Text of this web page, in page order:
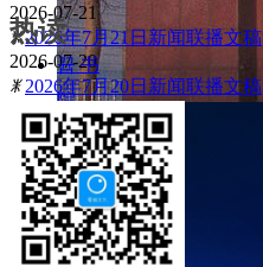
2026-07-21
ꂓ 2026年7月21日新闻联播文稿
2026-07-20
ꂓ 2026年7月20日新闻联播文稿
2026-07-19
2026年7月19日新闻联播文稿
2026-07-18
2026年7月18日新闻联播文稿
2026-07-17
2026年7月17日新闻联播文稿
热读
뀹 书
院